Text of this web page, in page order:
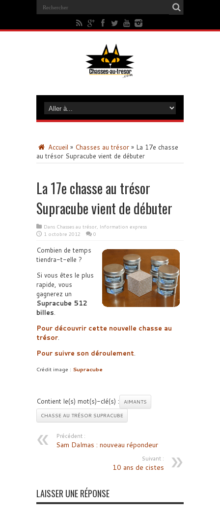
Accueil » Chasses au trésor » La 17e chasse
au trésor Supracube vient de débuter
La 17e chasse au trésor
Supracube vient de débuter
Dans Chasses au trésor, Information express
1 octobre 2012
0
Combien de temps
tiendra-t-elle ?
Si vous êtes le plus
rapide, vous
gagnerez un
Supracube 512
billes.
Pour découvrir cette nouvelle chasse au
trésor.
Pour suivre son déroulement.
Crédit image : Supracube
Contient le(s) mot(s)-clé(s) :
AIMANTS
CHASSE AU TRÉSOR SUPRACUBE
Précédent :
Sam Dalmas : nouveau répondeur
Suivant :
10 ans de cistes
LAISSER UNE RÉPONSE